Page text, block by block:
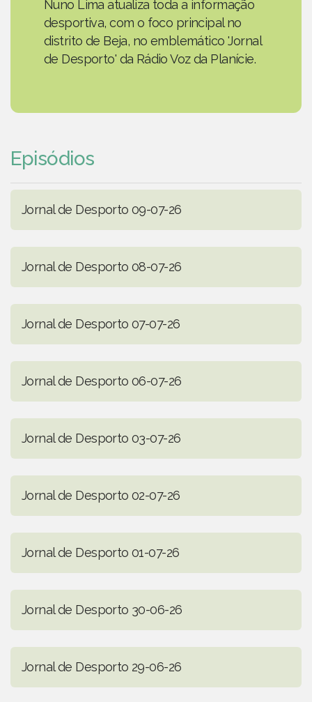
Nuno Lima atualiza toda a informação
desportiva, com o foco principal no
distrito de Beja, no emblemático 'Jornal
de Desporto' da Rádio Voz da Planície.
Episódios
Jornal de Desporto 09-07-26
Jornal de Desporto 08-07-26
Jornal de Desporto 07-07-26
Jornal de Desporto 06-07-26
Jornal de Desporto 03-07-26
Jornal de Desporto 02-07-26
Jornal de Desporto 01-07-26
Jornal de Desporto 30-06-26
Jornal de Desporto 29-06-26